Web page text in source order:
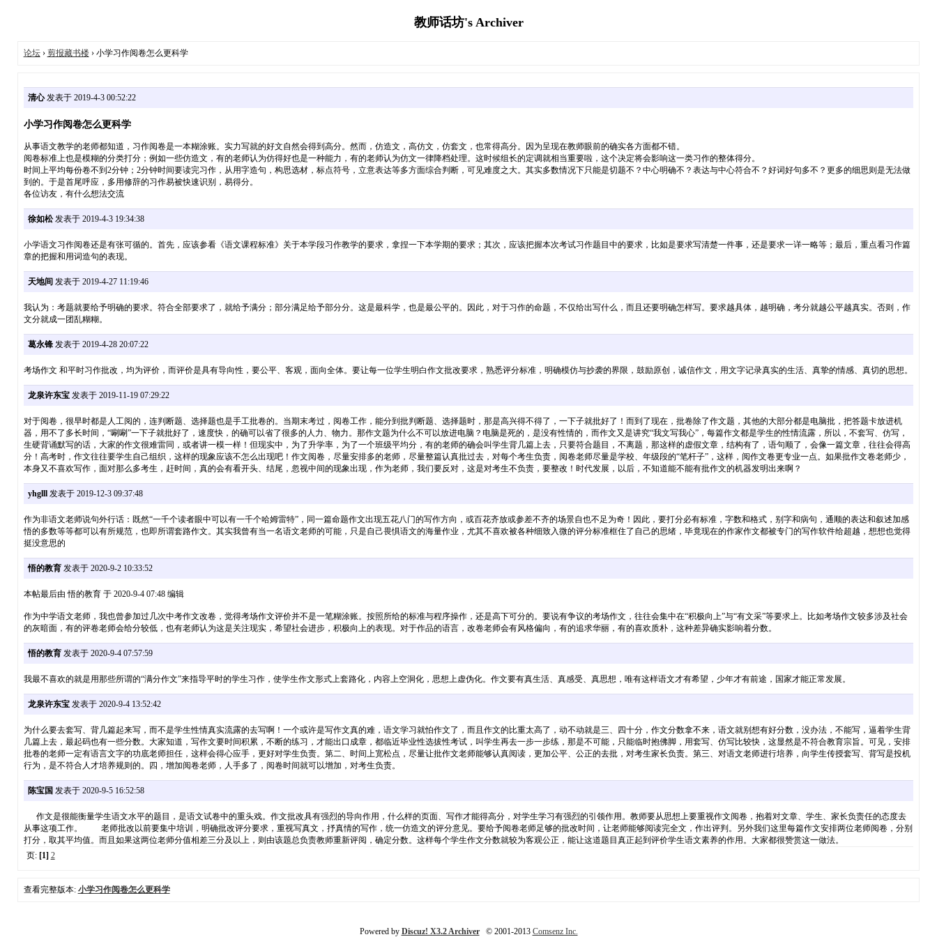
教师话坊's Archiver
论坛› 剪报藏书楼› 小学习作阅卷怎么更科学
清心发表于 2019-4-3 00:52:22
小学习作阅卷怎么更科学
从事语文教学的老师都知道，习作阅卷是一本糊涂账。实力写就的好文自然会得到高分。然而，仿造文，高仿文，仿套文，也常得高分。因为呈现在教师眼前的确实各方面都不错。
阅卷标准上也是模糊的分类打分；例如一些仿造文，有的老师认为仿得好也是一种能力，有的老师认为仿文一律降档处理。这时候组长的定调就相当重要啦，这个决定将会影响这一类习作的整体得分。
时间上平均每份卷不到2分钟；2分钟时间要读完习作，从用字造句，构思选材，标点符号，立意表达等多方面综合判断，可见难度之大。其实多数情况下只能是切题不？中心明确不？表达与中心符合不？好词好句多不？更多的细思则是无法做
到的。于是首尾呼应，多用修辞的习作易被快速识别，易得分。
各位访友，有什么想法交流
徐如松发表于 2019-4-3 19:34:38
小学语文习作阅卷还是有张可循的。首先，应该参看《语文课程标准》关于本学段习作教学的要求，拿捏一下本学期的要求；其次，应该把握本次考试习作题目中的要求，比如是要求写清楚一件事，还是要求一详一略等；最后，重点看习作篇
章的把握和用词造句的表现。
天地间 发表于 2019-4-27 11:19:46
我认为：考题就要给予明确的要求。符合全部要求了，就给予满分；部分满足给予部分分。这是最科学，也是最公平的。因此，对于习作的命题，不仅给出写什么，而且还要明确怎样写。要求越具体，越明确，考分就越公平越真实。否则，作
文分就成一团乱糊糊。
葛永锋发表于 2019-4-28 20:07:22
考场作文 和平时习作批改，均为评价，而评价是具有导向性，要公平、客观，面向全体。要让每一位学生明白作文批改要求，熟悉评分标准，明确模仿与抄袭的界限，鼓励原创，诚信作文，用文字记录真实的生活、真挚的情感、真切的思想。
龙泉许东宝发表于 2019-11-19 07:29:22
对于阅卷，很早时都是人工阅的，连判断题、选择题也是手工批卷的。当期末考过，阅卷工作，能分到批判断题、选择题时，那是高兴得不得了，一下子就批好了！而到了现在，批卷除了作文题，其他的大部分都是电脑批，把答题卡放进机
器，用不了多长时间，“唰唰”一下子就批好了，速度快，的确可以省了很多的人力、物力。那作文题为什么不可以放进电脑？电脑是死的，是没有性情的，而作文又是讲究“我文写我心”，每篇作文都是学生的性情流露，所以，不套写、仿写，
生硬背诵默写的话，大家的作文很难雷同，或者讲一模一样！但现实中，为了升学率，为了一个班级平均分，有的老师的确会叫学生背几篇上去，只要符合题目，不离题，那这样的虚假文章，结构有了，语句顺了，会像一篇文章，往往会得高
分！高考时，作文往往要学生自己组织，这样的现象应该不怎么出现吧！作文阅卷，尽量安排多的老师，尽量整篇认真批过去，对每个考生负责，阅卷老师尽量是学校、年级段的“笔杆子”，这样，阅作文卷更专业一点。如果批作文卷老师少，
本身又不喜欢写作，面对那么多考生，赶时间，真的会有看开头、结尾，忽视中间的现象出现，作为老师，我们要反对，这是对考生不负责，要整改！时代发展，以后，不知道能不能有批作文的机器发明出来啊？
yhglll发表于 2019-12-3 09:37:48
作为非语文老师说句外行话：既然“一千个读者眼中可以有一千个哈姆雷特”，同一篇命题作文出现五花八门的写作方向，或百花齐放或参差不齐的场景自也不足为奇！因此，要打分必有标准，字数和格式，别字和病句，通顺的表达和叙述加感
悟的多数等等都可以有所规范，也即所谓套路作文。其实我曾有当一名语文老师的可能，只是自己畏惧语文的海量作业，尤其不喜欢被各种细致入微的评分标准框住了自己的思绪，毕竟现在的作家作文都被专门的写作软件给超越，想想也觉得
挺没意思的
悟的教育发表于 2020-9-2 10:33:52
本帖最后由 悟的教育 于 2020-9-4 07:48 编辑
作为中学语文老师，我也曾参加过几次中考作文改卷，觉得考场作文评价并不是一笔糊涂账。按照所给的标准与程序操作，还是高下可分的。要说有争议的考场作文，往往会集中在“积极向上”与“有文采”等要求上。比如考场作文较多涉及社会
的灰暗面，有的评卷老师会给分较低，也有老师认为这是关注现实，希望社会进步，积极向上的表现。对于作品的语言，改卷老师会有风格偏向，有的追求华丽，有的喜欢质朴，这种差异确实影响着分数。
悟的教育发表于 2020-9-4 07:57:59
我最不喜欢的就是用那些所谓的“满分作文”来指导平时的学生习作，使学生作文形式上套路化，内容上空洞化，思想上虚伪化。作文要有真生活、真感受、真思想，唯有这样语文才有希望，少年才有前途，国家才能正常发展。
龙泉许东宝发表于 2020-9-4 13:52:42
为什么要去套写、背几篇起来写，而不是学生性情真实流露的去写啊！一个或许是写作文真的难，语文学习就怕作文了，而且作文的比重太高了，动不动就是三、四十分，作文分数拿不来，语文就别想有好分数，没办法，不能写，逼着学生背
几篇上去，最起码也有一些分数。大家知道，写作文要时间积累，不断的练习，才能出口成章，都临近毕业性选拔性考试，叫学生再去一步一步练，那是不可能，只能临时抱佛脚，用套写、仿写比较快，这显然是不符合教育宗旨。可见，安排
批卷的老师一定有语言文字的功底老师担任，这样会得心应手，更好对学生负责。第二、时间上宽松点，尽量让批作文老师能够认真阅读，更加公平、公正的去批，对考生家长负责。第三、对语文老师进行培养，向学生传授套写、背写是投机
行为，是不符合人才培养规则的。四，增加阅卷老师，人手多了，阅卷时间就可以增加，对考生负责。
陈宝国 发表于 2020-9-5 16:52:58
作文是很能衡量学生语文水平的题目，是语文试卷中的重头戏。作文批改具有强烈的导向作用，什么样的页面、写作才能得高分，对学生学习有强烈的引领作用。教师要从思想上要重视作文阅卷，抱着对文章、学生、家长负责任的态度去
从事这项工作。 老师批改以前要集中培训，明确批改评分要求，重视写真文，抒真情的写作，统一仿造文的评分意见。要给予阅卷老师足够的批改时间，让老师能够阅读完全文，作出评判。另外我们这里每篇作文安排两位老师阅卷，分别
打分，取其平均值。而且如果这两位老师分值相差三分及以上，则由该题总负责教师重新评阅，确定分数。这样每个学生作文分数就较为客观公正，能让这道题目真正起到评价学生语文素养的作用。大家都很赞赏这一做法。
页: [1] 2
查看完整版本: 小学习作阅卷怎么更科学
Powered by Discuz! X3.2 Archiver© 2001-2013 Comsenz Inc.